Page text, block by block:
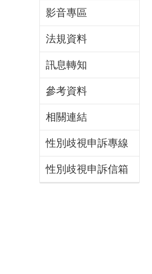
影音專區
法規資料
訊息轉知
參考資料
相關連結
性別歧視申訴專線
性別歧視申訴信箱